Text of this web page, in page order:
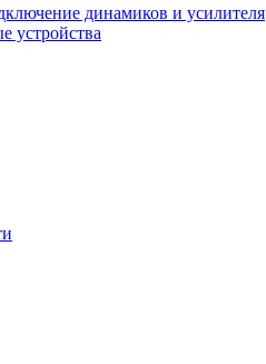
динамиков и усилителя
устройства